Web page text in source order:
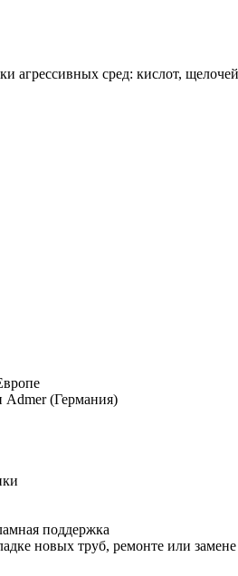
сред: кислот,
Admer (Германия)
поддержка
новых труб, ремонте или